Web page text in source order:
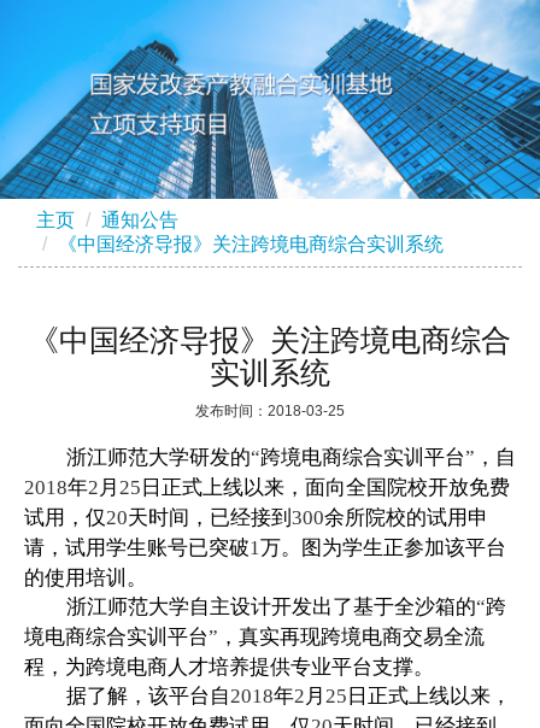
主页
通知公告
《中国经济导报》关注跨境电商综合实训系统
《中国经济导报》关注跨境电商综合
实训系统
发布时间：2018-03-25
浙江师范大学研发的“跨境电商综合实训平台” ，自
2018年2 月 25 日正式上线以来，面向全国院校开放免费
试用，仅20天时间，已经接到 300余所院校的试用申
请，试用学生账号已突破1万。图为学生正参加该平台
的使用培训。
浙江师范大学自主设计开发出了基于全沙箱的“跨
境电商综合实训平台” ，真实再现跨境电商交易全流
程，为跨境电商人才培养提供专业平台支撑。
据了解，该平台自2018年2 月 25 日正式上线以来，